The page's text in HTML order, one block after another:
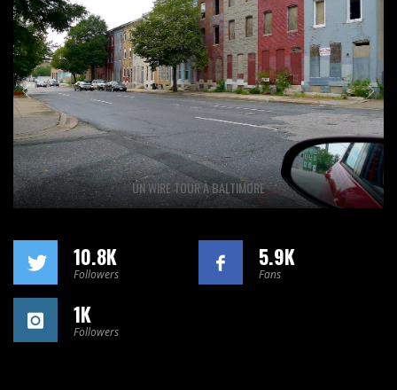
UN WIRE TOUR À BALTIMORE
10.8K
Followers
5.9K
Fans
1K
Followers